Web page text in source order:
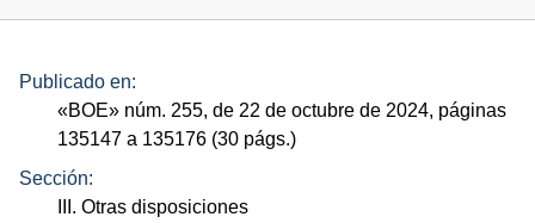
Publicado en:
«BOE» núm. 255, de 22 de octubre de 2024, páginas
135147 a 135176 (30 págs.)
Sección:
III. Otras disposiciones